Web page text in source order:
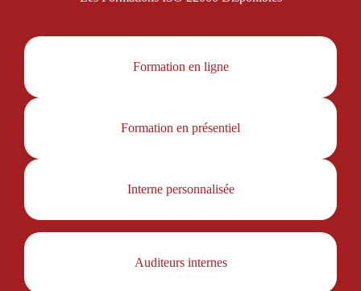
Formation en ligne
Formation en présentiel
Interne personnalisée
Auditeurs internes